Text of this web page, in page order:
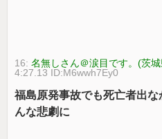
16:名無しさん＠涙目です。(茨城
4:27.13 ID:M6wwh7Ey0
福島原発事故でも死亡者出
んな悲劇に